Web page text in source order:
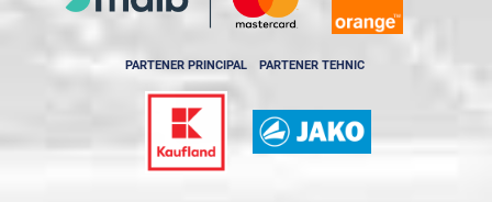
PARTENER PRINCIPAL PARTENER TEHNIC